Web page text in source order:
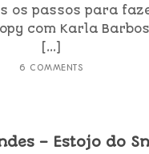
os passos para
com Karla
[...]
6 COMMENTS
– Estojo do